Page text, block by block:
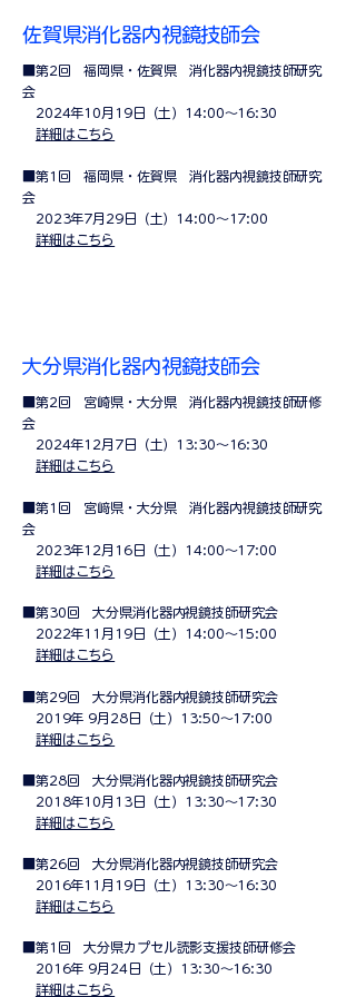
佐賀県消化器内視鏡技師会
■第2回 福岡県・佐賀県 消化器内視鏡技師研究
会
2024年10月19日（土）14:00～16:30
詳細はこちら
■第1回 福岡県・佐賀県 消化器内視鏡技師研究
会
2023年7月29日（土）14:00～17:00
詳細はこちら
大分県消化器内視鏡技師会
■第2回 宮崎県・大分県 消化器内視鏡技師研修
会
2024年12月7日（土）13:30～16:30
詳細はこちら
■第1回 宮﨑県・大分県 消化器内視鏡技師研究
会
2023年12月16日（土）14:00～17:00
詳細はこちら
■第30回 大分県消化器内視鏡技師研究会
2022年11月19日（土）14:00～15:00
詳細はこちら
■第29回 大分県消化器内視鏡技師研究会
2019年 9月28日（土）13:50～17:00
詳細はこちら
■第28回 大分県消化器内視鏡技師研究会
2018年10月13日（土）13:30～17:30
詳細はこちら
■第26回 大分県消化器内視鏡技師研究会
2016年11月19日（土）13:30～16:30
詳細はこちら
■第1回 大分県カプセル読影支援技師研修会
2016年 9月24日（土）13:30～16:30
詳細はこちら